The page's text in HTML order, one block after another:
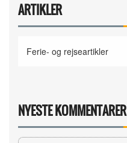
ARTIKLER
NYESTE KOMMENTARER